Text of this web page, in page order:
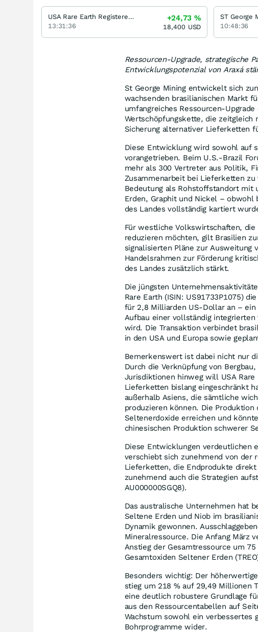
Ressourcen-Upgrade, strategische
Entwicklungspotenzial von Araxá
St George Mining entwickelt sich
wachsenden brasilianischen Markt
umfangreiches Ressourcen-
Wertschöpfungskette, die
Sicherung alternativer Lieferketten
Diese Entwicklung wird sowohl auf
vorangetrieben. Beim U.S.-Brazil
mehr als 300 Vertreter aus Politik,
Zusammenarbeit bei Lieferketten
Bedeutung als Rohstoffstandort mit
Erden, Graphit und Nickel – obwohl
des Landes vollständig kartiert
Für westliche Volkswirtschaften,
reduzieren möchten, gilt Brasilien
signalisierten Pläne zur Ausweitung
Handelsrahmen zur Förderung
des Landes zusätzlich stärkt.
Die jüngsten
Rare Earth (ISIN: US91733P1075)
für 2,8 Milliarden US-Dollar an –
Aufbau einer vollständig
wird. Die Transaktion verbindet
in den USA und Europa sowie
Bemerkenswert ist dabei nicht nur
Durch die Verknüpfung von
Jurisdiktionen hinweg will USA
Lieferketten bislang eingeschränkt
außerhalb Asiens, die sämtliche
produzieren können. Die
Seltenerdoxide erreichen und
chinesischen Produktion schwerer
Diese Entwicklungen verdeutlichen
verschiebt sich zunehmend von der
Lieferketten, die Endprodukte
zunehmend auch die Strategien
AU000000SGQ8).
Das australische Unternehmen hat
Seltene Erden und Niob im
Dynamik gewonnen.
Mineralressource. Die Anfang März
Anstieg der Gesamtressource um
Gesamtoxiden Seltener Erden
Besonders wichtig: Der
stieg um 218 % auf 29,49 Millionen
eine deutlich robustere Grundlage
aus den Ressourcentabellen auf
Wachstum sowohl ein verbessertes
Bohrprogramme wider.
USA Rare Earth Registered (A)
13:31:36
+24,73 %
18,400 USD
ST George
10:48:36